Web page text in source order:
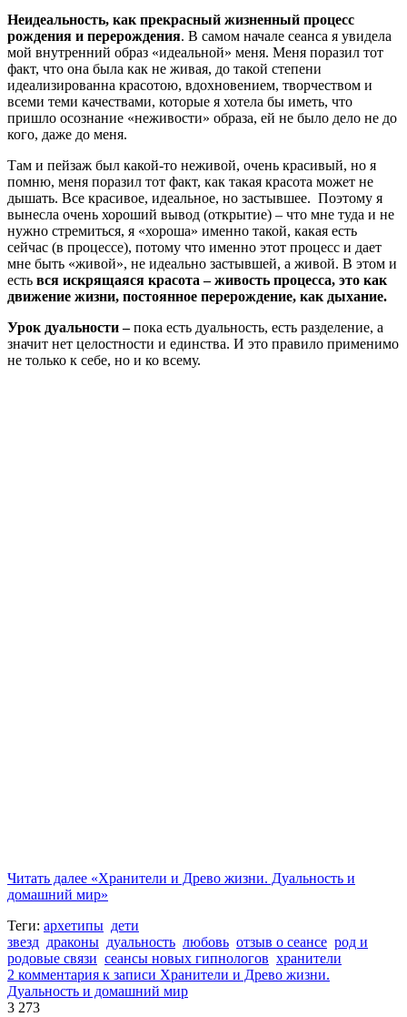
Неидеальность, как прекрасный жизненный процесс
рождения и перерождения. В самом начале сеанса я увидела
мой внутренний образ «идеальной» меня. Меня поразил тот
факт, что она была как не живая, до такой степени
идеализированна красотою, вдохновением, творчеством и
всеми теми качествами, которые я хотела бы иметь, что
пришло осознание «неживости» образа, ей не было дело не до
кого, даже до меня.
Там и пейзаж был какой-то неживой, очень красивый, но я
помню, меня поразил тот факт, как такая красота может не
дышать. Все красивое, идеальное, но застывшее. Поэтому я
вынесла очень хороший вывод (открытие) – что мне туда и не
нужно стремиться, я «хороша» именно такой, какая есть
сейчас (в процессе), потому что именно этот процесс и дает
мне быть «живой», не идеально застывшей, а живой. В этом и
есть вся искрящаяся красота – живость процесса, это как
движение жизни, постоянное перерождение, как дыхание.
Урок дуальности –пока есть дуальность, есть разделение, а
значит нет целостности и единства. И это правило применимо
не только к себе, но и ко всему.
Читать далее «Хранители и Древо жизни. Дуальность и
домашний мир»
Теги: архетипы дети
звезд драконы дуальность любовь отзыв о сеансе род и
родовые связи сеансы новых гипнологов хранители
2 комментария к записи Хранители и Древо жизни.
Дуальность и домашний мир
3 273